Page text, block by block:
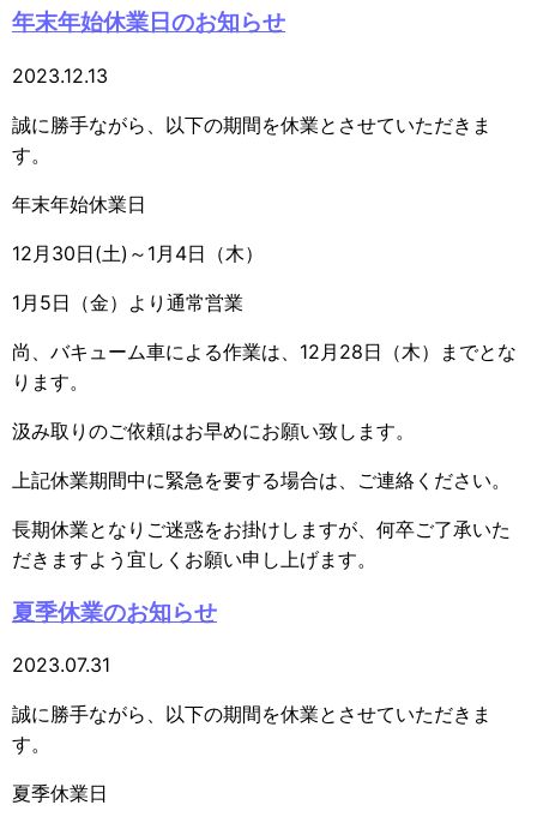
年末年始休業日のお知らせ
2023.12.13
誠に勝手ながら、以下の期間を休業とさせていただきま
す。
年末年始休業日
12月30日(土)～1月4日（木）
1月5日（金）より通常営業
尚、バキューム車による作業は、12月28日（木）までとな
ります。
汲み取りのご依頼はお早めにお願い致します。
上記休業期間中に緊急を要する場合は、ご連絡ください。
長期休業となりご迷惑をお掛けしますが、何卒ご了承いた
だきますよう宜しくお願い申し上げます。
夏季休業のお知らせ
2023.07.31
誠に勝手ながら、以下の期間を休業とさせていただきま
す。
夏季休業日